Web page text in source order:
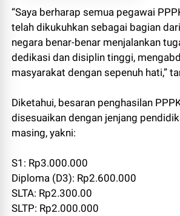
“Saya berharap semua pegawai
telah dikukuhkan sebagai bagian
negara benar-benar menjalankan
dedikasi dan disiplin tinggi,
masyarakat dengan sepenuh hati,”
Diketahui, besaran penghasilan
disesuaikan dengan jenjang
masing, yakni:
S1: Rp3.000.000
Diploma (D3): Rp2.600.000
SLTA: Rp2.300.00
SLTP: Rp2.000.000